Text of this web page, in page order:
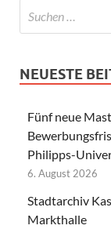
NEUESTE
Fünf neue
Philipps-
6. August 2026
Stadtarchiv
Markthalle